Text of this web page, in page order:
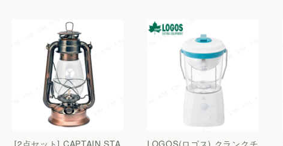
[2点セット] CAPTAIN STA
LOGOS(ロゴス) クランクチ